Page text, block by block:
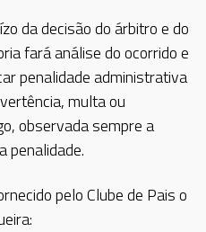
da decisão do árbitro e do
fará análise do ocorrido e
penalidade administrativa
multa ou
observada sempre a
penalidade.
pelo Clube de Pais o